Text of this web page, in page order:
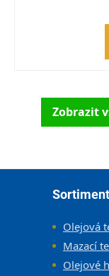
Zobrazit
Sortiment
Olejová
Mazací
Olejové